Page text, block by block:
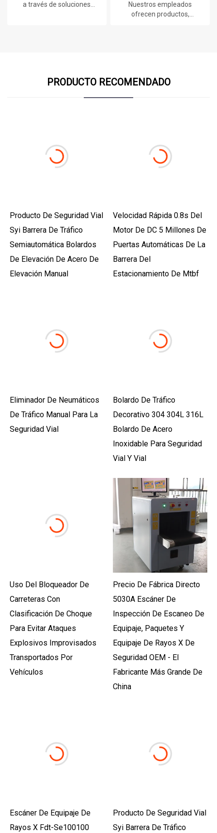
a través de soluciones
Nuestros empleados
ofrecen productos,
PRODUCTO RECOMENDADO
Producto De Seguridad Vial
Syi Barrera De Tráfico
Semiautomática Bolardos
De Elevación De Acero De
Elevación Manual
Velocidad Rápida 0.8s Del
Motor De DC 5 Millones De
Puertas Automáticas De La
Barrera Del
Estacionamiento De Mtbf
Eliminador De Neumáticos
De Tráfico Manual Para La
Seguridad Vial
Bolardo De Tráfico
Decorativo 304 304L 316L
Bolardo De Acero
Inoxidable Para Seguridad
Vial Y Vial
Uso Del Bloqueador De
Carreteras Con
Clasificación De Choque
Para Evitar Ataques
Explosivos Improvisados ​​​​
Transportados Por
Vehículos
Precio De Fábrica Directo
5030A Escáner De
Inspección De Escaneo De
Equipaje, Paquetes Y
Equipaje De Rayos X De
Seguridad OEM - El
Fabricante Más Grande De
China
Escáner De Equipaje De
Rayos X Fdt-Se100100
Producto De Seguridad Vial
Syi Barrera De Tráfico